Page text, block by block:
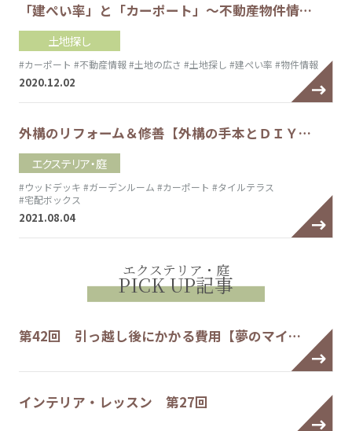
「建ぺい率」と「カーポート」～不動産物件情…
土地探し
#カーポート #不動産情報#土地の広さ #土地探し #建ぺい率 #物件情報
2020.12.02
外構のリフォーム＆修善【外構の手本とＤＩＹ…
エクステリア・庭
#ウッドデッキ #ガーデンルーム #カーポート #タイルテラス
#宅配ボックス
2021.08.04
エクステリア・庭
PICK UP記事
第42回 引っ越し後にかかる費用【夢のマイ…
インテリア・レッスン 第27回